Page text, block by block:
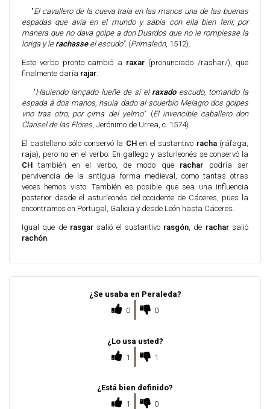
"El cavallero de la cueva traía en las manos una de las buenas
espadas que avía en el mundo y sabía con ella bien ferir, por
manera que no dava golpe a don Duardos que no le rompiesse la
loriga y le rachasse el escudo". (Primaleón, 1512).
Este verbo pronto cambió a raxar (pronunciado /rashar/), que
finalmente daría rajar.
"Hauiendo lançado lueñe de sí el raxado escudo, tomando la
espada á dos manos, hauia dado al souerbio Melagro dos golpes
vno tras otro, por çima del yelmo". (El invencible caballero don
Clarisel de las Flores, Jerónimo de Urrea, c. 1574).
El castellano sólo conservó la CHen el sustantivo racha (ráfaga,
raja), pero no en el verbo. En gallego y asturleonés se conservó la
CH también en el verbo, de modo que rachar podría ser
pervivencia de la antigua forma medieval, como tantas otras
veces hemos visto. También es posible que sea una influencia
posterior desde el asturleonés del occidente de Cáceres, pues la
encontramos en Portugal, Galicia y desde León hasta Cáceres.
Igual que de rasgar salió el sustantivo rasgón, de rachar salió
rachón.
¿Se usaba en Peraleda?
0
0
¿Lo usa usted?
1
1
¿Está bien definido?
1
0